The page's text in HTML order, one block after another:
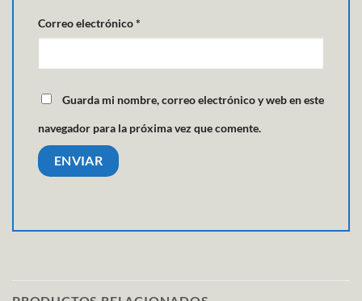
Correo electrónico*
Guarda mi nombre, correo electrónico y web en este
navegador para la próxima vez que comente.